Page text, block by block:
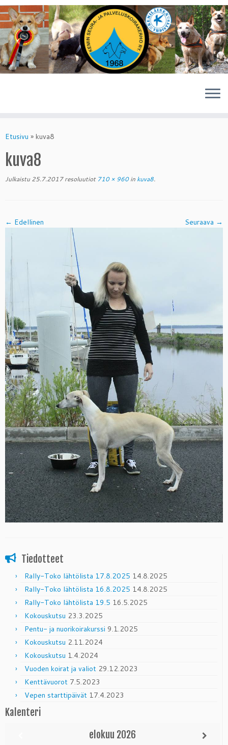
toEtusivu » kuva8
kuva8
Julkaistu 25.7.2017resoluutiot710 × 960in kuva8.
← Edellinen Seuraava →
Tiedotteet
Rally-Toko lähtölista 17.8.2025 14.8.2025
Rally-Toko lähtölista 16.8.2025 14.8.2025
Rally-Toko lähtölista 19.5 16.5.2025
Kokouskutsu 23.3.2025
Pentu- ja nuorikoirakurssi 9.1.2025
Kokouskutsu 2.11.2024
Kokouskutsu 1.4.2024
Vuoden koirat ja valiot 29.12.2023
Kenttävuorot 7.5.2023
Vepen starttipäivät 17.4.2023
Kalenteri
elokuu 2026